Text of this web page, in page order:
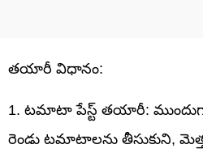
తయారీ విధానం:
1. టమాటా పేస్ట్ తయారీ:
రెండు టమాటాలను తీసుకుని,